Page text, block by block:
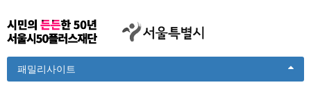
패밀리사이트
Dropdown